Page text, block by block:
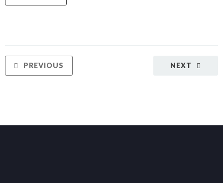
NEXT
PREVIOUS